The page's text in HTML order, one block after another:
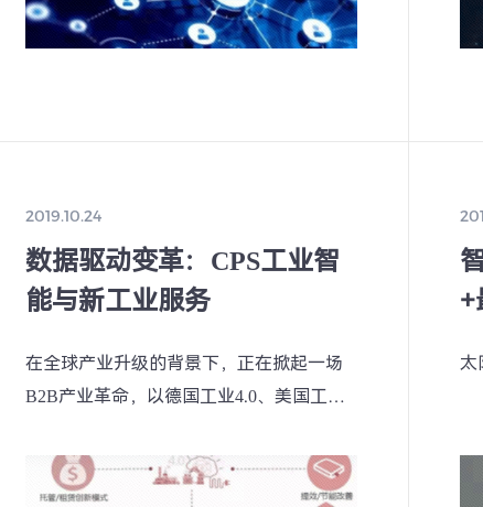
促进制造业
设。要打造一
2019.10.24
数据驱动变革：CPS工业智
能与新工业服务
在全球产业升级的背景下，正在掀起一场
B2B产业革命，以德国工业4.0、美国工业
划，旨在通过重构B2B产业蓝图，激发全
球经济活力。
+
太